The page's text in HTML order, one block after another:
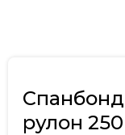
рулон